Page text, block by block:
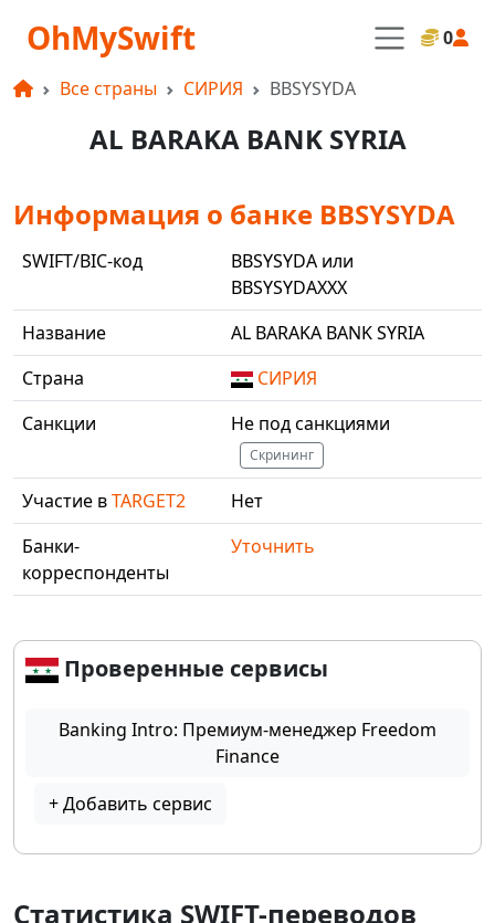
OhMySwift 0
Все страны СИРИЯ BBSYSYDA
AL BARAKA BANK SYRIA
Информация о банке BBSYSYDA
SWIFT/BIC-код
BBSYSYDA или
BBSYSYDAXXX
Название
AL BARAKA BANK SYRIA
Страна
СИРИЯ
Санкции
Не под санкциями
Скрининг
Участие вTARGET2
Нет
Банки-
корреспонденты
Уточнить
Проверенные сервисы
Banking Intro: Премиум-менеджер Freedom
Finance
+ Добавить сервис
Статистика SWIFT-переводов